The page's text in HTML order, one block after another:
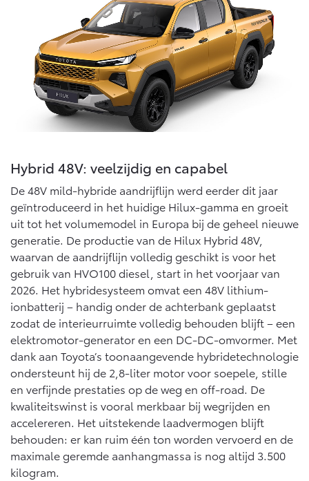
Hybrid 48V: veelzijdig en capabel
De 48V mild-hybride aandrijflijn werd eerder dit jaar
geïntroduceerd in het huidige Hilux-gamma en groeit
uit tot het volumemodel in Europa bij de geheel nieuwe
generatie. De productie van de Hilux Hybrid 48V,
waarvan de aandrijflijn volledig geschikt is voor het
gebruik van HVO100 diesel, start in het voorjaar van
2026. Het hybridesysteem omvat een 48V lithium-
ionbatterij – handig onder de achterbank geplaatst
zodat de interieurruimte volledig behouden blijft – een
elektromotor-generator en een DC-DC-omvormer. Met
dank aan Toyota’s toonaangevende hybridetechnologie
ondersteunt hij de 2,8-liter motor voor soepele, stille
en verfijnde prestaties op de weg en off-road. De
kwaliteitswinst is vooral merkbaar bij wegrijden en
accelereren. Het uitstekende laadvermogen blijft
behouden: er kan ruim één ton worden vervoerd en de
maximale geremde aanhangmassa is nog altijd 3.500
kilogram.